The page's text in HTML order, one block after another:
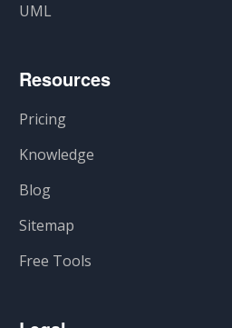
UML
Resources
Pricing
Knowledge
Blog
Sitemap
Free Tools